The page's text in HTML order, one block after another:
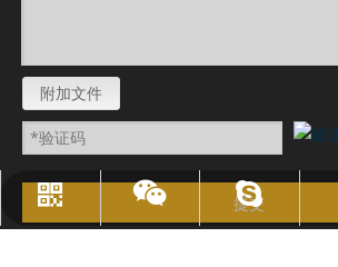
WhatsApp
微信
顶级油净化器
023-88901306
sales@topoilpurifier.com
附加文件
提交